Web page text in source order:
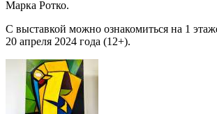
Марка Ротко.
С выставкой можно ознакомиться на 1
20 апреля 2024 года (12+).